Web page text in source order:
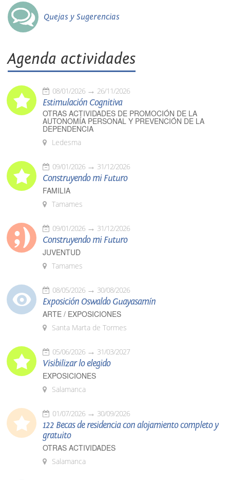
Quejas y Sugerencias
Agenda actividades
08/01/2026 26/11/2026
Estimulación Cognitiva
OTRAS ACTIVIDADES DE PROMOCIÓN DE LA
AUTONOMÍA PERSONAL Y PREVENCIÓN DE LA
DEPENDENCIA
Ledesma
09/01/2026 31/12/2026
Construyendo mi Futuro
FAMILIA
Tamames
09/01/2026 31/12/2026
Construyendo mi Futuro
JUVENTUD
Tamames
08/05/2026 30/08/2026
Exposición Oswaldo Guayasamín
ARTE / EXPOSICIONES
Santa Marta de Tormes
05/06/2026 31/03/2027
Visibilizar lo elegido
EXPOSICIONES
Salamanca
01/07/2026 30/09/2026
122 Becas de residencia con alojamiento completo y
gratuito
OTRAS ACTIVIDADES
Salamanca